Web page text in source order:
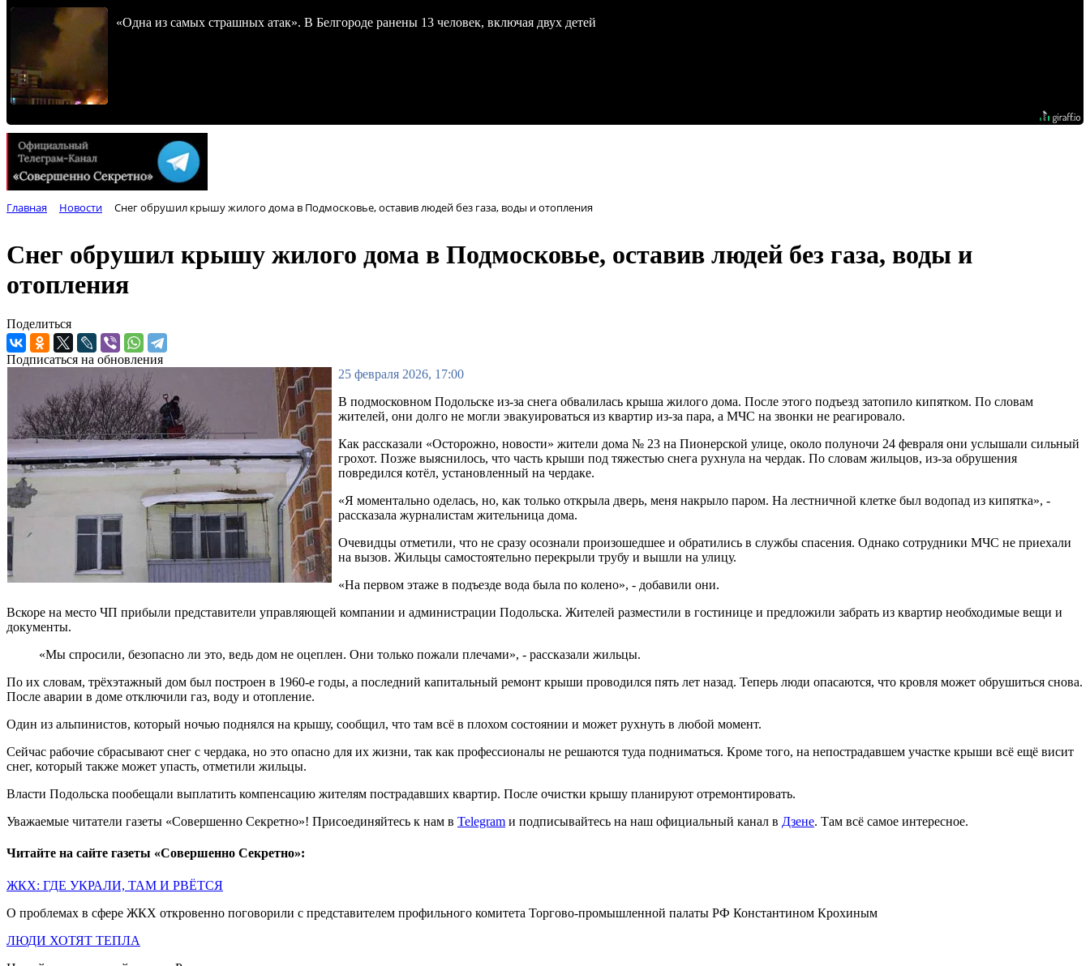
«Одна из самых страшных атак». В Белгороде ранены 13 человек, включая двух детей
Главная Новости Снег обрушил крышу жилого дома в Подмосковье, оставив людей без газа, воды и отопления
Снег обрушил крышу жилого дома в Подмосковье, оставив людей без газа, воды и
отопления
Поделиться
Подписаться на обновления
25 февраля 2026, 17:00
В подмосковном Подольске из-за снега обвалилась крыша жилого дома. После этого подъезд затопило кипятком. По словам
жителей, они долго не могли эвакуироваться из квартир из-за пара, а МЧС на звонки не реагировало.
Как рассказали «Осторожно, новости» жители дома № 23 на Пионерской улице, около полуночи 24 февраля они услышали сильный
грохот. Позже выяснилось, что часть крыши под тяжестью снега рухнула на чердак. По словам жильцов, из-за обрушения
повредился котёл, установленный на чердаке.
«Я моментально оделась, но, как только открыла дверь, меня накрыло паром. На лестничной клетке был водопад из кипятка», -
рассказала журналистам жительница дома.
Очевидцы отметили, что не сразу осознали произошедшее и обратились в службы спасения. Однако сотрудники МЧС не приехали
на вызов. Жильцы самостоятельно перекрыли трубу и вышли на улицу.
«На первом этаже в подъезде вода была по колено», - добавили они.
Вскоре на место ЧП прибыли представители управляющей компании и администрации Подольска. Жителей разместили в гостинице и предложили забрать из квартир необходимые вещи и
документы.
«Мы спросили, безопасно ли это, ведь дом не оцеплен. Они только пожали плечами», - рассказали жильцы.
По их словам, трёхэтажный дом был построен в 1960-е годы, а последний капитальный ремонт крыши проводился пять лет назад. Теперь люди опасаются, что кровля может обрушиться снова.
После аварии в доме отключили газ, воду и отопление.
Один из альпинистов, который ночью поднялся на крышу, сообщил, что там всё в плохом состоянии и может рухнуть в любой момент.
Сейчас рабочие сбрасывают снег с чердака, но это опасно для их жизни, так как профессионалы не решаются туда подниматься. Кроме того, на непострадавшем участке крыши всё ещё висит
снег, который также может упасть, отметили жильцы.
Власти Подольска пообещали выплатить компенсацию жителям пострадавших квартир. После очистки крышу планируют отремонтировать.
Уважаемые читатели газеты «Совершенно Секретно»! Присоединяйтесь к нам в Telegram и подписывайтесь на наш официальный канал в Дзене. Там всё самое интересное.
Читайте на сайте газеты «Совершенно Секретно»:
ЖКХ: ГДЕ УКРАЛИ, ТАМ И РВЁТСЯ
О проблемах в сфере ЖКХ откровенно поговорили с представителем профильного комитета Торгово-промышленной палаты РФ Константином Крохиным
ЛЮДИ ХОТЯТ ТЕПЛА